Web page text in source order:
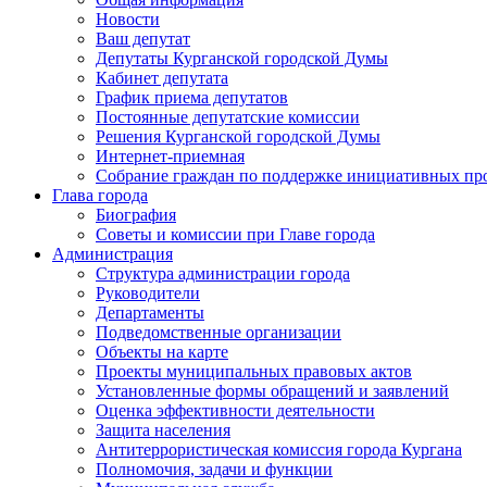
Новости
Ваш депутат
Депутаты Курганской городской Думы
Кабинет депутата
График приема депутатов
Постоянные депутатские комиссии
Решения Курганской городской Думы
Интернет-приемная
Собрание граждан по поддержке инициативных
Глава города
Биография
Советы и комиссии при Главе города
Администрация
Структура администрации города
Руководители
Департаменты
Подведомственные организации
Объекты на карте
Проекты муниципальных правовых актов
Установленные формы обращений и заявлений
Оценка эффективности деятельности
Защита населения
Антитеррористическая комиссия города Кургана
Полномочия, задачи и функции